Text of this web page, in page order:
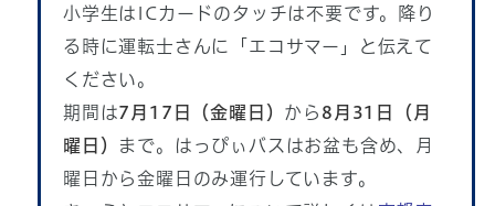
小学生はICカードのタッチは不要です。降り
る時に運転士さんに「エコサマー」と伝えて
ください。
期間は7月17日（金曜日） から 8月31日（月
曜日）
まで。はっぴぃバスはお盆も含め、月
曜日から金曜日のみ運行しています。